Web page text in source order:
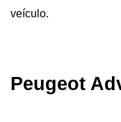
veículo.
Peugeot